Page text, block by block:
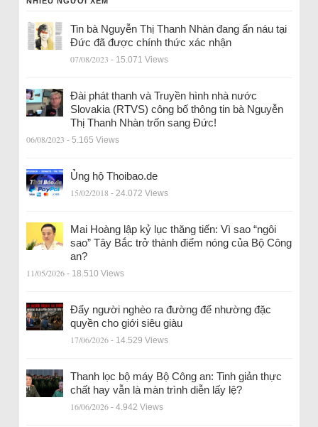
Tin bà Nguyễn Thị Thanh Nhàn đang ẩn náu tại
Đức đã được chính thức xác nhận
07/08/2023 - 15.071 Views
Đài phát thanh và Truyền hình nhà nước
Slovakia (RTVS) công bố thông tin bà Nguyễn
Thị Thanh Nhàn trốn sang Đức!
06/08/2023 - 5.165 Views
Ủng hộ Thoibao.de
15/02/2018 - 24.072 Views
Mai Hoàng lập kỷ lục thăng tiến: Vì sao “ngôi
sao” Tây Bắc trở thành điểm nóng của Bộ Công
an?
11/05/2026 - 18.510 Views
Đẩy người nghèo ra đường để nhường đặc
quyền cho giới siêu giàu
17/06/2026 - 14.529 Views
Thanh lọc bộ máy Bộ Công an: Tinh giản thực
chất hay vẫn là màn trình diễn lấy lệ?
16/06/2026 - 4.942 Views